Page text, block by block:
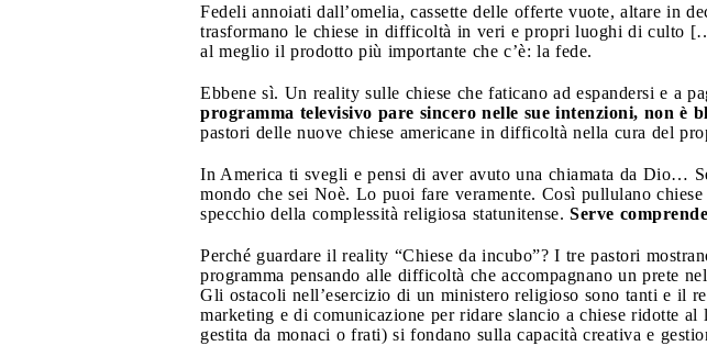
Fedeli annoiati dall’omelia, cassette delle offerte vuote, altare in
trasformano le chiese in difficoltà in veri e propri luoghi di culto
al meglio il prodotto più importante che c’è: la fede.
Ebbene sì. Un reality sulle chiese che faticano ad espandersi e a
programma televisivo pare sincero nelle sue intenzioni, non è
pastori delle nuove chiese americane in difficoltà nella cura del
In America ti svegli e pensi di aver avuto una chiamata da Dio…
mondo che sei Noè. Lo puoi fare veramente. Così pullulano
specchio della complessità religiosa statunitense. Serve
Perché guardare il reality “Chiese da incubo”? I tre pastori
programma pensando alle difficoltà che accompagnano un prete
Gli ostacoli nell’esercizio di un ministero religioso sono tanti e il
marketing e di comunicazione per ridare slancio a chiese ridotte
gestita da monaci o frati) si fondano sulla capacità creativa e